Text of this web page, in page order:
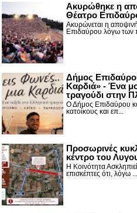
Ακυρώθηκε η
Θέατρο
Ακυρώνεται η
Επιδαύρου λόγω των
Δήμος
Καρδιά» - Ένα
τραγούδι στην
Ο Δήμος Επιδαύρου
κατοίκους και επ...
Προσωρινές
κέντρο του
Η Κοινότητα
επισκέπτες ότι, λόγω ...